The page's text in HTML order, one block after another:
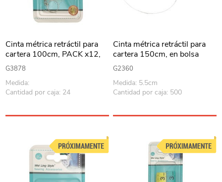
Cinta métrica retráctil para
cartera 100cm, PACK x12,
en blister
G3878
Medida:
Cantidad por caja: 24
Cinta métrica retráctil para
cartera 150cm, en bolsa
G2360
Medida: 5.5cm
Cantidad por caja: 500